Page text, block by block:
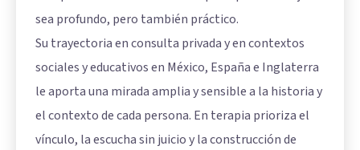
sea profundo, pero también práctico.
Su trayectoria en consulta privada y en contextos
sociales y educativos en México, España e Inglaterra
le aporta una mirada amplia y sensible a la historia y
el contexto de cada persona. En terapia prioriza el
vínculo, la escucha sin juicio y la construcción de